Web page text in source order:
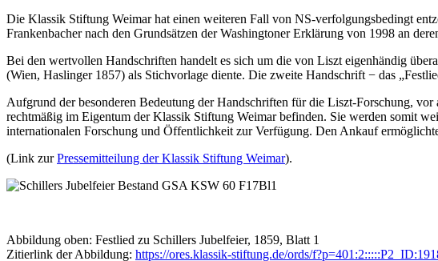
Die Klassik Stiftung Weimar hat einen weiteren Fall von NS-verfolgungsbedingt
Frankenbacher nach den Grundsätzen der Washingtoner Erklärung von 1998 an
Bei den wertvollen Handschriften handelt es sich um die von Liszt eigenhändig
(Wien, Haslinger 1857) als Stichvorlage diente. Die zweite Handschrift − das
Aufgrund der besonderen Bedeutung der Handschriften für die Liszt-Forschung,
rechtmäßig im Eigentum der Klassik Stiftung Weimar befinden. Sie werden somit
internationalen Forschung und Öffentlichkeit zur Verfügung. Den Ankauf
(Link zurPressemitteilung der Klassik Stiftung Weimar).
Abbildung oben: Festlied zu Schillers Jubelfeier, 1859, Blatt 1
Zitierlink der Abbildung: https://ores.klassik-stiftung.de/ords/